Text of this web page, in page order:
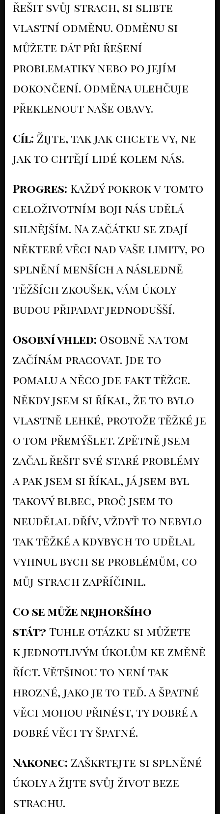
řešit svůj strach, si slibte
vlastní odměnu. Odměnu si
můžete dát při řešení
problematiky nebo po jejím
dokončení. Odměna ulehčuje
překlenout naše obavy.
Cíl: Žijte, tak jak chcete vy, ne
jak to chtějí lidé kolem nás.
Progres: Každý pokrok v tomto
celoživotním boji nás udělá
silnějším. Na začátku se zdají
některé věci nad vaše limity, po
splnění menších a následně
těžších zkoušek, vám úkoly
budou připadat jednodušší.
Osobní vhled: Osobně na tom
začínám pracovat. Jde to
pomalu a něco jde fakt těžce.
Někdy jsem si říkal, že to bylo
vlastně lehké, protože těžké je
o tom přemýšlet. Zpětně jsem
začal řešit své staré problémy
a pak jsem si říkal, já jsem byl
takový blbec, proč jsem to
neudělal dřív, vždyť to nebylo
tak těžké a kdybych to udělal
vyhnul bych se problémům, co
můj strach zapříčinil.
Co se může nejhoršího
stát? Tuhle otázku si můžete
k jednotlivým úkolům ke změně
říct. Většinou to není tak
hrozné, jako je to teď. A špatné
věci mohou přinést, ty dobré a
dobré věci ty špatné.
Nakonec: Zaškrtejte si splněné
úkoly a žijte svůj život beze
strachu.